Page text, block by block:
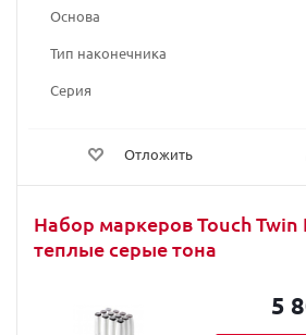
Основа
Тип наконечника
Серия
Отложить
Набор маркеров Touch Twin
теплые серые тона
5